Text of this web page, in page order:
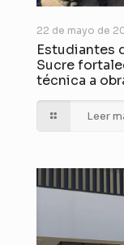
22 de mayo de
Estudiantes
Sucre
técnica a
Leer